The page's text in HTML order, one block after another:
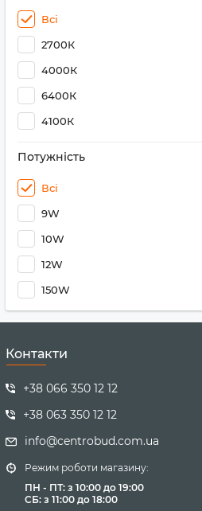
Всі
2700К
4000К
6400К
4100К
Потужність
Всі
9W
10W
12W
150W
Контакти
+38 066 350 12 12
+38 063 350 12 12
info@centrobud.com.ua
Режим роботи магазину:
ПН - ПТ: з 10:00 до 19:00
CБ: з 11:00 до 18:00